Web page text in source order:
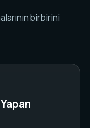
birbirini